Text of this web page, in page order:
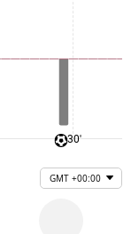
30'
GMT +00:00